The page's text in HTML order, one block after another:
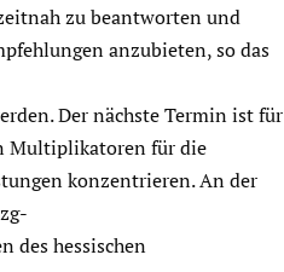
zu beantworten und
anzubieten, so das
Der nächste Termin ist für
Multiplikatoren für die
konzentrieren. An der
des hessischen